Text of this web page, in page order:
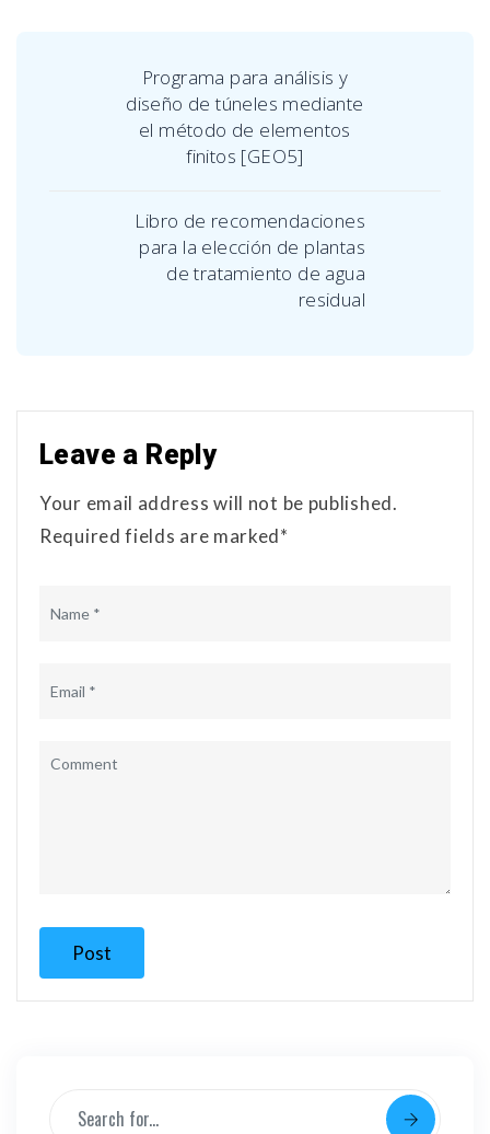
Programa para análisis y
diseño de túneles mediante
el método de elementos
finitos [GEO5]
Libro de recomendaciones
para la elección de plantas
de tratamiento de agua
residual
Leave a Reply
Your email address will not be published.
Required fields are marked*